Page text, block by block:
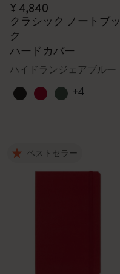
¥ 4,840
クラシック ノートブッ
ク
ハードカバー
ハイドランジェアブルー
+4
ベストセラー